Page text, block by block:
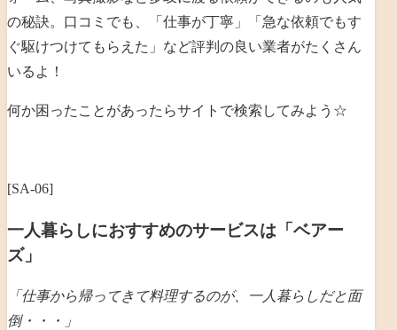
の秘訣。口コミでも、「仕事が丁寧」「急な依頼でもす
ぐ駆けつけてもらえた」など評判の良い業者がたくさん
いるよ！
何か困ったことがあったらサイトで検索してみよう☆
[SA-06]
一人暮らしにおすすめのサービスは「ベアー
ズ」
「仕事から帰ってきて料理するのが、一人暮らしだと面
倒・・・」